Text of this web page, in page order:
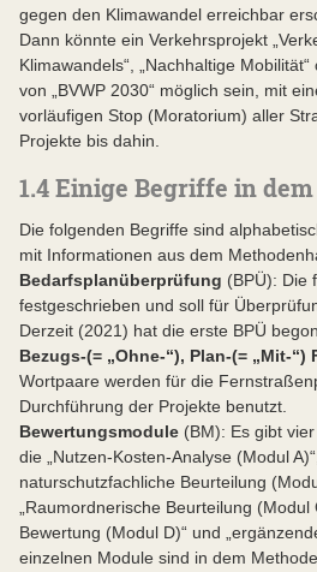
gegen den Klimawandel erreichbar
Dann könnte ein Verkehrsprojekt
Klimawandels“, „Nachhaltige
von „BVWP 2030“ möglich sein, mit
vorläufigen Stop (Moratorium) aller
Projekte bis dahin.
1.4 Einige Begriffe in
Die folgenden Begriffe sind
mit Informationen aus dem
Bedarfsplanüberprüfung (BPÜ): Die
festgeschrieben und soll für
Derzeit (2021) hat die erste BPÜ
Bezugs-(= „Ohne-“), Plan-(= „Mit-“)
Wortpaare werden für die
Durchführung der Projekte benutzt.
Bewertungsmodule (BM): Es gibt
die „Nutzen-Kosten-Analyse (Modul
naturschutzfachliche Beurteilung
„Raumordnerische Beurteilung (Modul
Bewertung (Modul D)“ und
einzelnen Module sind in dem